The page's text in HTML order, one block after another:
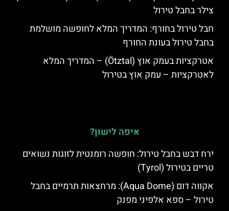
צילר בחבל טירול
חבל טירול בחורף: המדריך המלא לחופשה מושלמת
בחבל טירול בעונת החורף
אטרקציות בעמק אוץ (Ötztal) – המדריך המלא
לאטרקציות – עמק אוץ בטירול
איפה לישון?
ירח דבש בחבל טירול: חופשה רומנטית לזוגות נשואים
טריים בטירול (Tyrol)
אקווה דום (Aqua Dome): מרחצאות תרמיים בחבל
טירול – ספא אלפיני מפנק